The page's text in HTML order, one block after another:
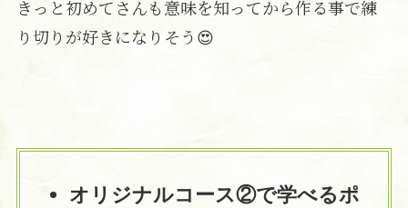
きっと初めてさんも意味を知ってから作る事で練
り切りが好きになりそう😍
オリジナルコース②で学べるポ